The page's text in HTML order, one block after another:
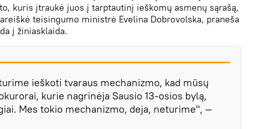
kuris įtraukė juos į tarptautinį ieškomų asmenų sąrašą,
teisingumo ministrė Evelina Dobrovolska, praneša
į žiniasklaida.
ieškoti tvaraus mechanizmo, kad mūsų
kurie nagrinėja Sausio 13-osios bylą,
Mes tokio mechanizmo, deja, neturime", —